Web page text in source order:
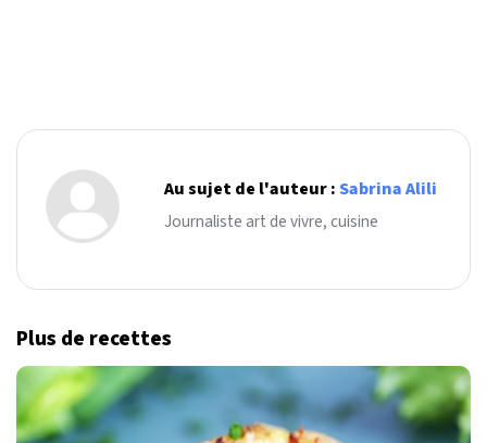
Au sujet de l'auteur :Sabrina Alili
Journaliste art de vivre, cuisine
Plus de recettes